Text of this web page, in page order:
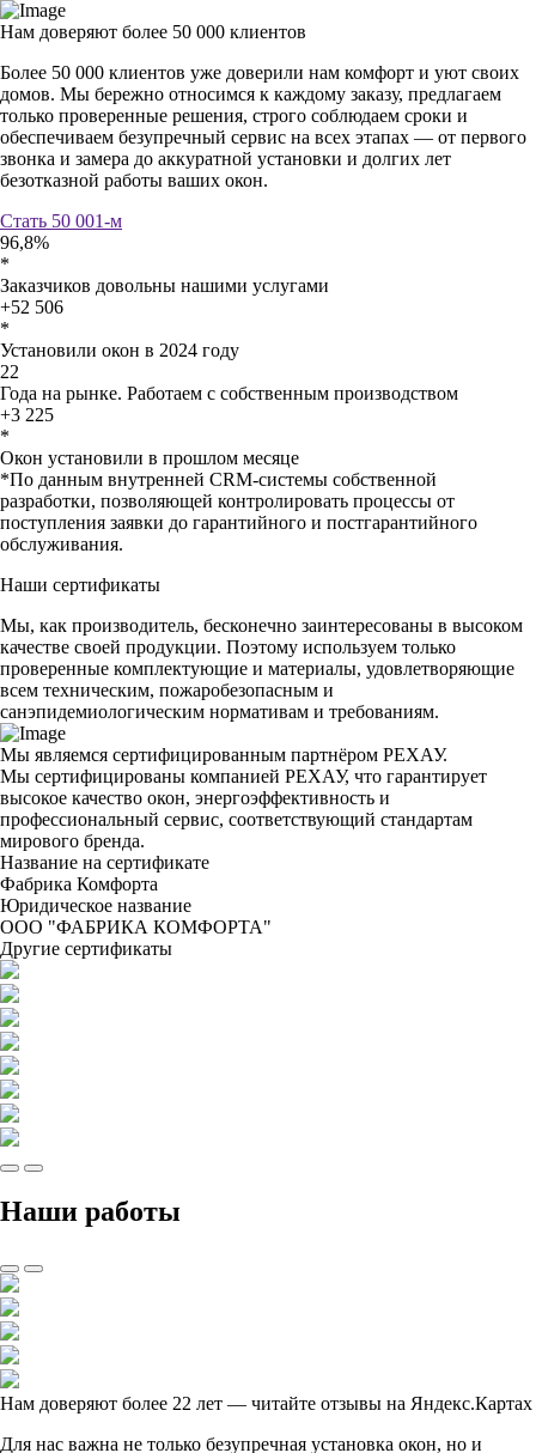
Нам доверяют более 50 000 клиентов
Более 50 000 клиентов уже доверили нам комфорт и уют своих
домов. Мы бережно относимся к каждому заказу, предлагаем
только проверенные решения, строго соблюдаем сроки и
обеспечиваем безупречный сервис на всех этапах — от первого
звонка и замера до аккуратной установки и долгих лет
безотказной работы ваших окон.
Стать 50 001-м
96,8%
*
Заказчиков довольны нашими услугами
+52 506
*
Установили окон в 2024 году
22
Года на рынке. Работаем с собственным производством
+3 225
*
Окон установили в прошлом месяце
*По данным внутренней CRM-системы собственной
разработки, позволяющей контролировать процессы от
поступления заявки до гарантийного и постгарантийного
обслуживания.
Наши сертификаты
Мы, как производитель, бесконечно заинтересованы в высоком
качестве своей продукции. Поэтому используем только
проверенные комплектующие и материалы, удовлетворяющие
всем техническим, пожаробезопасным и
санэпидемиологическим нормативам и требованиям.
Мы являемся сертифицированным партнёром РЕХАУ.
Мы сертифицированы компанией РЕХАУ, что гарантирует
высокое качество окон, энергоэффективность и
профессиональный сервис, соответствующий стандартам
мирового бренда.
Название на сертификате
Фабрика Комфорта
Юридическое название
ООО "ФАБРИКА КОМФОРТА"
Другие сертификаты
Наши работы
Нам доверяют более 22 лет — читайте отзывы на Яндекс.Картах
Для нас важна не только безупречная установка окон, но и